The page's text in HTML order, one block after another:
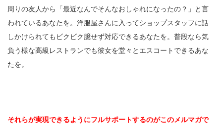
周りの友人から「最近なんでそんなおしゃれになったの？」と言
われているあなたを。洋服屋さんに入ってショップスタッフに話
しかけられてもビクビク臆せず対応できるあなたを。普段なら気
負う様な高級レストランでも彼女を堂々とエスコートできるあな
たを。
それらが実現できるようにフルサポートするのがこのメルマガで